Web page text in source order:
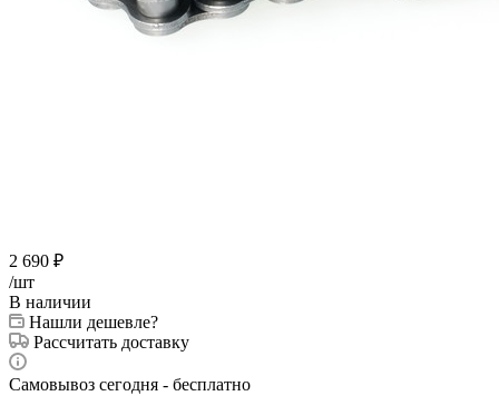
2 690 ₽
/шт
В наличии
Нашли дешевле?
Рассчитать доставку
Самовывоз сегодня - бесплатно